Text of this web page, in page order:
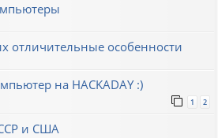
отличительные особенности
на HACKADAY :)
1 2
и США